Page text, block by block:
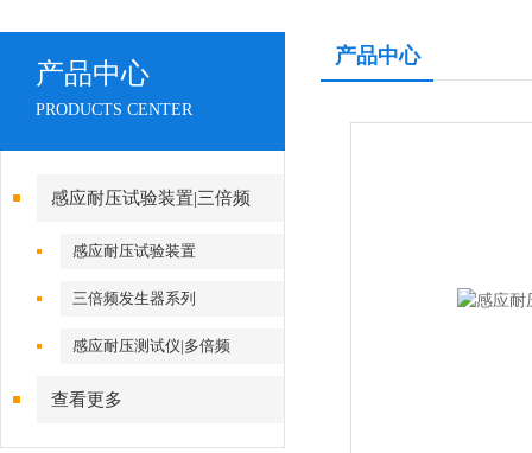
产品中心
PRODUCTS CENTER
感应耐压试验装置|三倍频
感应耐压试验装置
三倍频发生器系列
感应耐压测试仪|多倍频
查看更多
产品中心